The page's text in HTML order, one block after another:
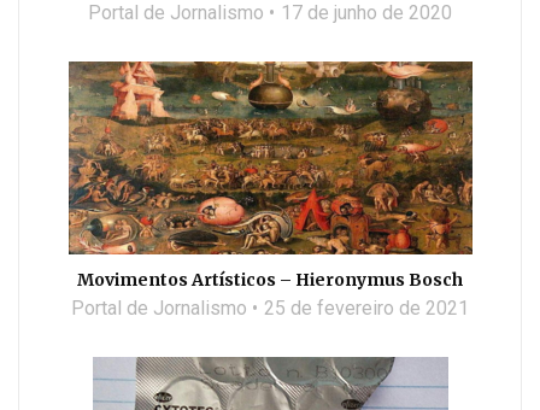
Portal de Jornalismo 17 de junho de 2020
Movimentos Artísticos – Hieronymus Bosch
Portal de Jornalismo 25 de fevereiro de 2021